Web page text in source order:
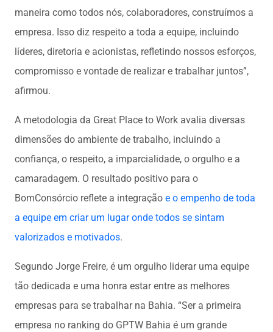
maneira como todos nós, colaboradores, construímos a
empresa. Isso diz respeito a toda a equipe, incluindo
líderes, diretoria e acionistas, refletindo nossos esforços,
compromisso e vontade de realizar e trabalhar juntos”,
afirmou.
A metodologia da Great Place to Work avalia diversas
dimensões do ambiente de trabalho, incluindo a
confiança, o respeito, a imparcialidade, o orgulho e a
camaradagem. O resultado positivo para o
BomConsórcio reflete a integração e o empenho de toda
a equipe em criar um lugar onde todos se sintam
valorizados e motivados.
Segundo Jorge Freire, é um orgulho liderar uma equipe
tão dedicada e uma honra estar entre as melhores
empresas para se trabalhar na Bahia. “Ser a primeira
empresa no ranking do GPTW Bahia é um grande